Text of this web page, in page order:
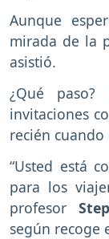
Aunque
mirada de la
asistió.
¿Qué paso?
invitaciones
recién
“Usted está
para los
profesor
según recoge